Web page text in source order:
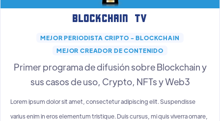
Blockchain TV
MEJOR PERIODISTA CRIPTO - BLOCKCHAIN
MEJOR CREADOR DE CONTENIDO
Primer programa de difusión sobre Blockchain y
sus casos de uso, Crypto, NFTs y Web3
Lorem ipsum dolor sit amet, consectetur adipiscing elit. Suspendisse
varius enim in eros elementum tristique. Duis cursus, mi quis viverra ornare,